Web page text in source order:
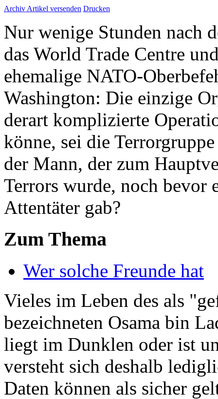
ArchivArtikel versenden Drucken
Nur wenige Stunden nach
das World Trade Centre
ehemalige NATO-
Washington: Die einzige
derart komplizierte
könne, sei die
der Mann, der zum
Terrors wurde, noch bevor
Attentäter gab?
Zum Thema
Wer solche Freunde hat
Vieles im Leben des als
bezeichneten Osama bin
liegt im Dunklen oder ist
versteht sich deshalb
Daten können als sicher